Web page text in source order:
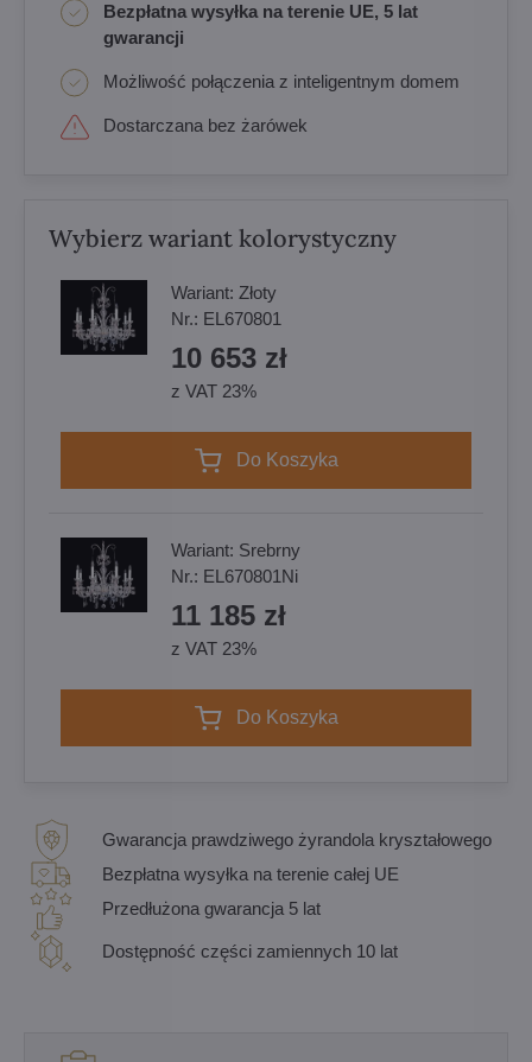
Bezpłatna wysyłka na terenie UE, 5 lat
gwarancji
Możliwość połączenia z inteligentnym domem
Dostarczana bez żarówek
Wybierz wariant kolorystyczny
Wariant: Złoty
Nr.: EL670801
10 653 zł
z VAT 23%
Do Koszyka
Wariant: Srebrny
Nr.: EL670801Ni
11 185 zł
z VAT 23%
Do Koszyka
Gwarancja prawdziwego żyrandola kryształowego
Bezpłatna wysyłka na terenie całej UE
Przedłużona gwarancja 5 lat
Dostępność części zamiennych 10 lat